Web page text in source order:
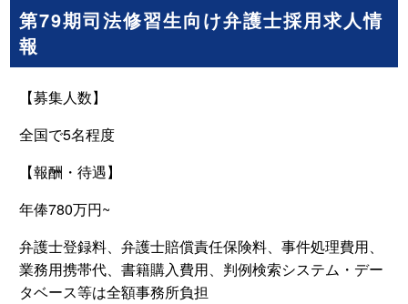
第79期司法修習生向け弁護士採用求人情
報
【募集人数】
全国で5名程度
【報酬・待遇】
年俸780万円~
弁護士登録料、弁護士賠償責任保険料、事件処理費用、
業務用携帯代、書籍購入費用、判例検索システム・デー
タベース等は全額事務所負担